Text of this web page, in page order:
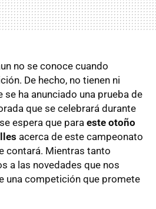
no se conoce cuando
De hecho, no tienen ni
ha anunciado una prueba de
que se celebrará durante
espera que para este otoño
acerca de este campeonato
contará. Mientras tanto
a las novedades que nos
una competición que promete